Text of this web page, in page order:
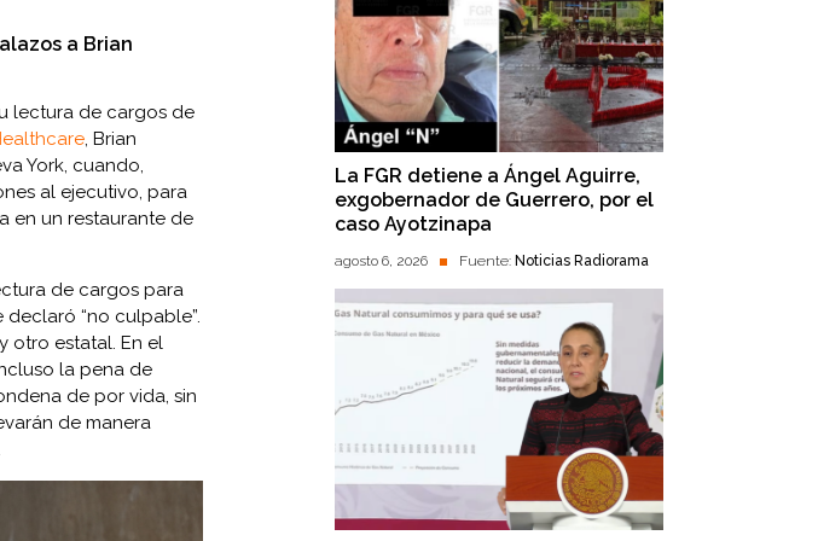
a Brian
lectura de cargos de
, Brian
York, cuando,
al ejecutivo, para
en un restaurante de
de cargos para
“no culpable”.
otro estatal. En el
la pena de
de por vida, sin
de manera
La FGR detiene a Ángel Aguirre,
exgobernador de Guerrero, por el
caso Ayotzinapa
agosto 6, 2026 Fuente: Noticias Radiorama